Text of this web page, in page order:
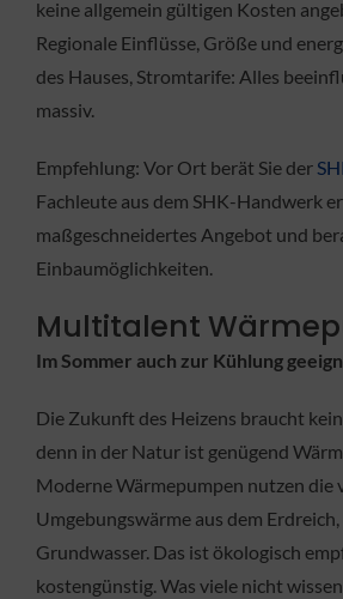
keine allgemein gültigen Kosten
Regionale Einflüsse, Größe und
des Hauses, Stromtarife: Alles
massiv.
Empfehlung: Vor Ort berät Sie der
Fachleute aus dem SHK-Handwerk
maßgeschneidertes Angebot und
Einbaumöglichkeiten.
Multitalent
Im Sommer auch zur Kühlung
Die Zukunft des Heizens braucht
denn in der Natur ist genügend
Moderne Wärmepumpen nutzen die
Umgebungswärme aus dem
Grundwasser. Das ist ökologisch
kostengünstig. Was viele nicht